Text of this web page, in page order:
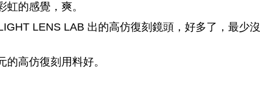
的感覺，爽。
LENS LAB 出的高仿復刻鏡頭，好多了，最少沒
高仿復刻用料好。